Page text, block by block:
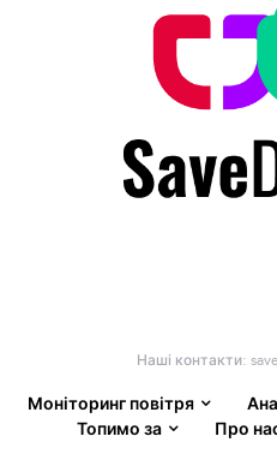
Наші контакти:
Моніторинг повітря
Топимо за
Про